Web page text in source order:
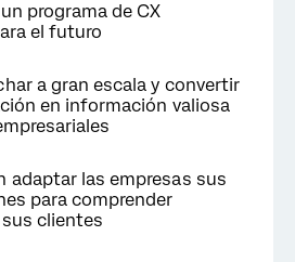
programa de CX
el futuro
a gran escala y convertir
en información valiosa
adaptar las empresas sus
para comprender
clientes